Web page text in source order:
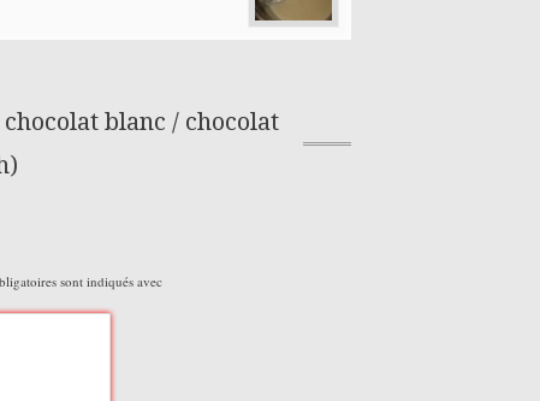
blanc / chocolat
sont indiqués avec